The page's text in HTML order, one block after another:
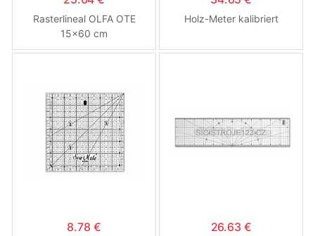
Rasterlineal OLFA OTE
15x60 cm
Holz-Meter kalibriert
8.78 € 26.63 €